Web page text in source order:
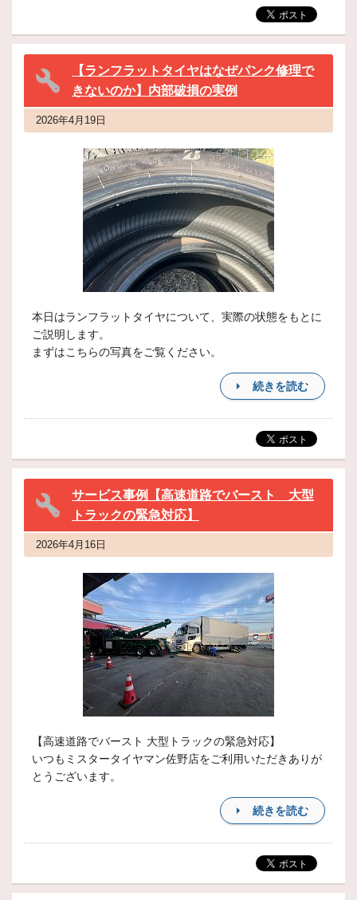
【ランフラットタイヤはなぜパンク修理で
きないのか】内部破損の実例
2026年4月19日
本日はランフラットタイヤについて、実際の状態をもとに
ご説明します。
まずはこちらの写真をご覧ください。
続きを読む
サービス事例【高速道路でバースト 大型
トラックの緊急対応】
2026年4月16日
【高速道路でバースト 大型トラックの緊急対応】
いつもミスタータイヤマン佐野店をご利用いただきありが
とうございます。
続きを読む